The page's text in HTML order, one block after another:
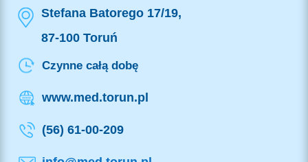
Stefana Batorego 17/19,
87-100 Toruń
Czynne całą dobę
www.med.torun.pl
(56) 61-00-209